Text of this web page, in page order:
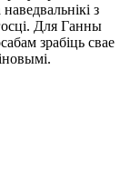
з
Для Ганны
зрабіць свае